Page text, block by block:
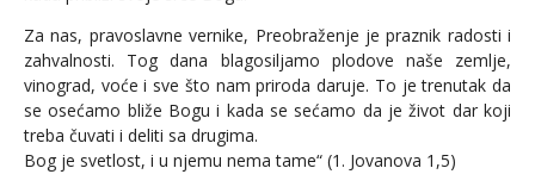
Za nas, pravoslavne vernike, Preobraženje je praznik radosti i
zahvalnosti. Tog dana blagosiljamo plodove naše zemlje,
vinograd, voće i sve što nam priroda daruje. To je trenutak da
se osećamo bliže Bogu i kada se sećamo da je život dar koji
treba čuvati i deliti sa drugima.
Bog je svetlost, i u njemu nema tame“ (1. Jovanova 1,5)